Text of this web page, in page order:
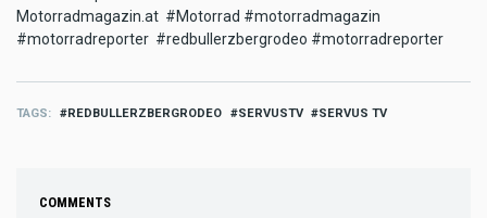
Motorradmagazin.at #Motorrad #motorradmagazin
#motorradreporter #redbullerzbergrodeo #motorradreporter
TAGS REDBULLERZBERGRODEO SERVUSTV SERVUS TV
COMMENTS